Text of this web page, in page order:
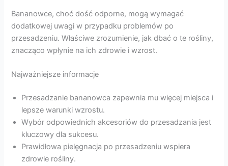
Bananowce, choć dość odporne, mogą wymagać
dodatkowej uwagi w przypadku problemów po
przesadzeniu. Właściwe zrozumienie, jak dbać o te rośliny,
znacząco wpłynie na ich zdrowie i wzrost.
Najważniejsze informacje
Przesadzanie bananowca zapewnia mu więcej miejsca i
lepsze warunki wzrostu.
Wybór odpowiednich akcesoriów do przesadzania jest
kluczowy dla sukcesu.
Prawidłowa pielęgnacja po przesadzeniu wspiera
zdrowie rośliny.